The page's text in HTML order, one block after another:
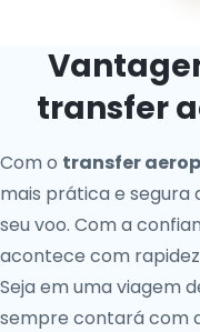
transfer
Com o transfer
mais prática e segura
seu voo. Com a
acontece com
Seja em uma viagem
sempre contará com